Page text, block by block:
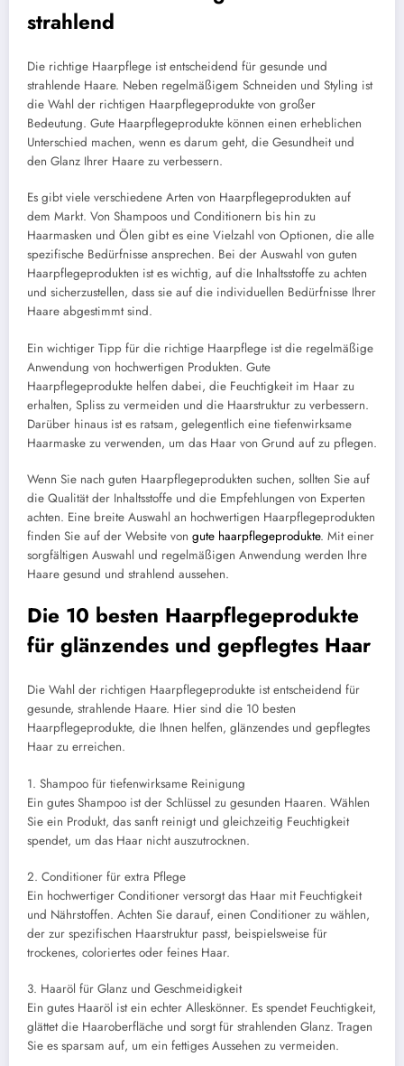
strahlend
Die richtige Haarpflege ist entscheidend für gesunde und
strahlende Haare. Neben regelmäßigem Schneiden und Styling ist
die Wahl der richtigen Haarpflegeprodukte von großer
Bedeutung. Gute Haarpflegeprodukte können einen erheblichen
Unterschied machen, wenn es darum geht, die Gesundheit und
den Glanz Ihrer Haare zu verbessern.
Es gibt viele verschiedene Arten von Haarpflegeprodukten auf
dem Markt. Von Shampoos und Conditionern bis hin zu
Haarmasken und Ölen gibt es eine Vielzahl von Optionen, die alle
spezifische Bedürfnisse ansprechen. Bei der Auswahl von guten
Haarpflegeprodukten ist es wichtig, auf die Inhaltsstoffe zu achten
und sicherzustellen, dass sie auf die individuellen Bedürfnisse Ihrer
Haare abgestimmt sind.
Ein wichtiger Tipp für die richtige Haarpflege ist die regelmäßige
Anwendung von hochwertigen Produkten. Gute
Haarpflegeprodukte helfen dabei, die Feuchtigkeit im Haar zu
erhalten, Spliss zu vermeiden und die Haarstruktur zu verbessern.
Darüber hinaus ist es ratsam, gelegentlich eine tiefenwirksame
Haarmaske zu verwenden, um das Haar von Grund auf zu pflegen.
Wenn Sie nach guten Haarpflegeprodukten suchen, sollten Sie auf
die Qualität der Inhaltsstoffe und die Empfehlungen von Experten
achten. Eine breite Auswahl an hochwertigen Haarpflegeprodukten
finden Sie auf der Website von gute haarpflegeprodukte. Mit einer
sorgfältigen Auswahl und regelmäßigen Anwendung werden Ihre
Haare gesund und strahlend aussehen.
Die 10 besten Haarpflegeprodukte
für glänzendes und gepflegtes Haar
Die Wahl der richtigen Haarpflegeprodukte ist entscheidend für
gesunde, strahlende Haare. Hier sind die 10 besten
Haarpflegeprodukte, die Ihnen helfen, glänzendes und gepflegtes
Haar zu erreichen.
1. Shampoo für tiefenwirksame Reinigung
Ein gutes Shampoo ist der Schlüssel zu gesunden Haaren. Wählen
Sie ein Produkt, das sanft reinigt und gleichzeitig Feuchtigkeit
spendet, um das Haar nicht auszutrocknen.
2. Conditioner für extra Pflege
Ein hochwertiger Conditioner versorgt das Haar mit Feuchtigkeit
und Nährstoffen. Achten Sie darauf, einen Conditioner zu wählen,
der zur spezifischen Haarstruktur passt, beispielsweise für
trockenes, coloriertes oder feines Haar.
3. Haaröl für Glanz und Geschmeidigkeit
Ein gutes Haaröl ist ein echter Alleskönner. Es spendet Feuchtigkeit,
glättet die Haaroberfläche und sorgt für strahlenden Glanz. Tragen
Sie es sparsam auf, um ein fettiges Aussehen zu vermeiden.